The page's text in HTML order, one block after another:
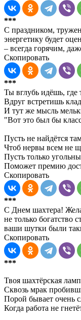
***
С праздником,
энергетику будет
– всегда горячим,
Скопировать
***
Ты вглубь идёшь, где
Вдруг встретишь
И тут же мысль
"Вот это был бы
Пусть не найдётся
Чтоб нервы всем не
Пусть только
Поможет премию
Скопировать
***
С Днем шахтера!
не только богатство
ваши шутки были
Скопировать
***
Твоя шахтёрская
Сквозь мрак
Порой бывает очень
Когда работа не